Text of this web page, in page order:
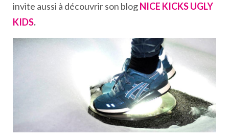
invite aussi à découvrir son blogNICE KICKS UGLY
KIDS.